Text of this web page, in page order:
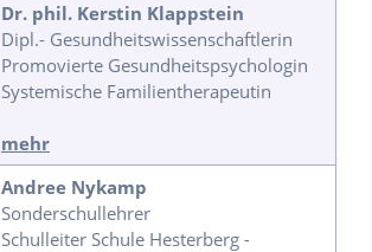
Dr. phil. Kerstin Klappstein
Dipl.- Gesundheitswissenschaftlerin
Promovierte Gesundheitspsychologin
Systemische Familientherapeutin
mehr
Andree Nykamp
Sonderschullehrer
Schulleiter Schule Hesterberg -